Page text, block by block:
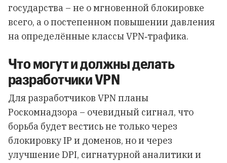
государства – не о мгновенной блокировке
всего, а о постепенном повышении давления
на определённые классы VPN‑трафика.
Что могут и должны делать
разработчики VPN
Для разработчиков VPN планы
Роскомнадзора – очевидный сигнал, что
борьба будет вестись не только через
блокировку IP и доменов, но и через
улучшение DPI, сигнатурной аналитики и